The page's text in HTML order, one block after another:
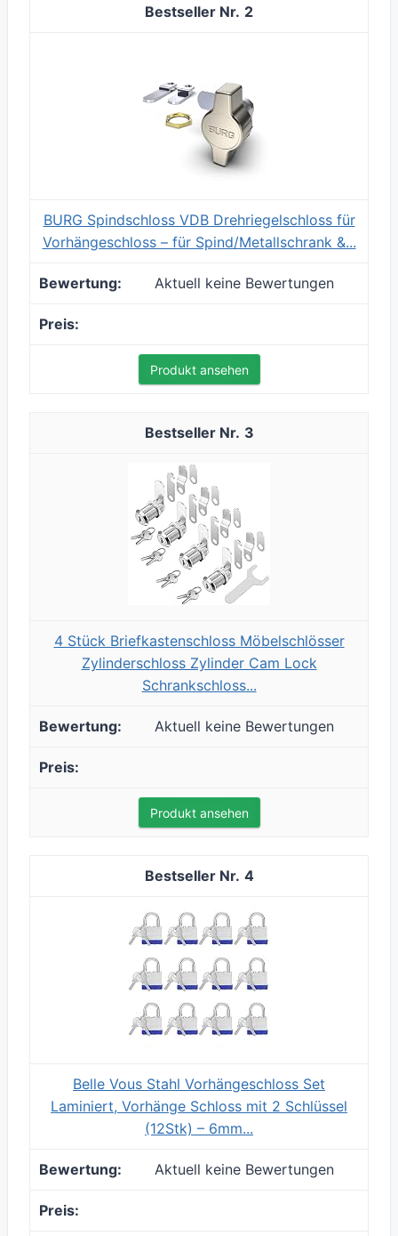
2
BURG Spindschloss VDB Drehriegelschloss für
Vorhängeschloss – für Spind/Metallschrank &...
Aktuell keine Bewertungen
Produkt ansehen
3
4 Stück Briefkastenschloss Möbelschlösser
Zylinderschloss Zylinder Cam Lock
Schrankschloss...
Aktuell keine Bewertungen
Produkt ansehen
4
Belle Vous Stahl Vorhängeschloss Set
Laminiert, Vorhänge Schloss mit 2 Schlüssel
(12Stk) – 6mm...
Aktuell keine Bewertungen